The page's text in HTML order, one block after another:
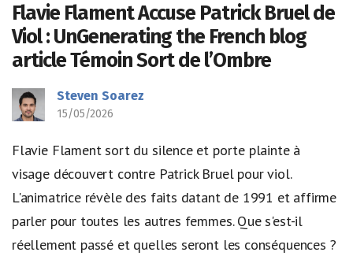
Flavie Flament Accuse Patrick Bruel de
Viol : UnGenerating the French blog
article Témoin Sort de l’Ombre
Steven Soarez
15/05/2026
Flavie Flament sort du silence et porte plainte à
visage découvert contre Patrick Bruel pour viol.
L'animatrice révèle des faits datant de 1991 et affirme
parler pour toutes les autres femmes. Que s'est-il
réellement passé et quelles seront les conséquences ?